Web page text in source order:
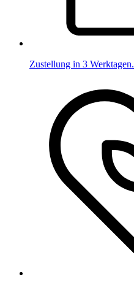
Zustellung in 3 Werktagen.